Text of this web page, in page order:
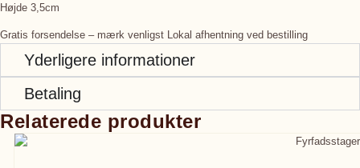
Højde 3,5cm
Gratis forsendelse – mærk venligst Lokal afhentning ved bestilling
Yderligere informationer
Betaling
Relaterede produkter